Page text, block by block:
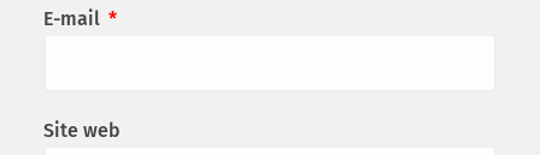
E-mail *
Site web